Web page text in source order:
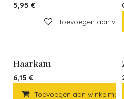
5,95 €
Toevoegen aan
Haarkam
6,15 €
Toevoegen aan